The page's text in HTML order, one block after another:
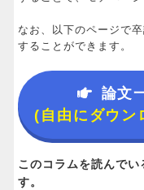
なお、以下のページで
することができます。
論文
(自由にダウン
このコラムを読んでい
す。